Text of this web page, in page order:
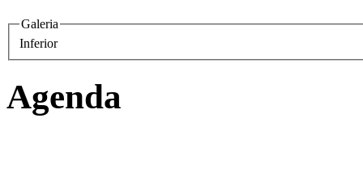
Galeria
Inferior
Agenda